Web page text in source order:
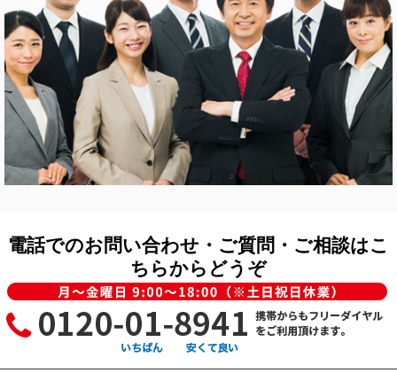
電話でのお問い合わせ・ご質問・ご相談はこ
ちらからどうぞ